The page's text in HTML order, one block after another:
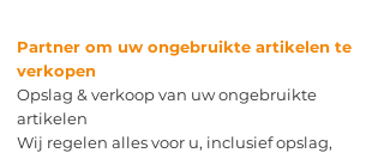
Partner om uw ongebruikte artikelen te
verkopen
Opslag & verkoop van uw ongebruikte
artikelen
Wij regelen alles voor u, inclusief opslag,